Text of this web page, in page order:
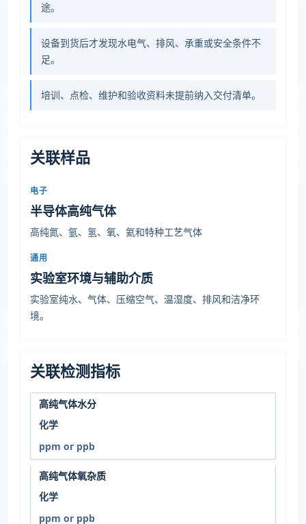
途。
设备到货后才发现水电气、排风、承重或安全条件不
足。
培训、点检、维护和验收资料未提前纳入交付清单。
关联样品
电子
半导体高纯气体
高纯氮、氩、氢、氧、氦和特种工艺气体
通用
实验室环境与辅助介质
实验室纯水、气体、压缩空气、温湿度、排风和洁净环
境。
关联检测指标
高纯气体水分
化学
ppm or ppb
高纯气体氧杂质
化学
ppm or ppb